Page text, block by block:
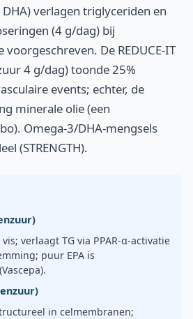
verlagen triglyceriden en
(4 g/dag) bij
De REDUCE-IT
4 g/dag) toonde 25%
events; echter, de
minerale olie (een
Omega-3/DHA-mengsels
(STRENGTH).
verlaagt TG via PPAR-α-activatie
puur EPA is
in celmembranen;